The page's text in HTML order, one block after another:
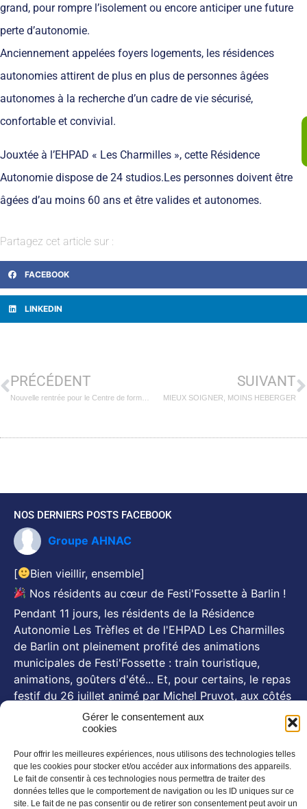
Gérer le consentement aux
cookies
Pour offrir les meilleures expériences, nous utilisons des technologies telles
que les cookies pour stocker et/ou accéder aux informations des appareils.
Le fait de consentir à ces technologies nous permettra de traiter des
données telles que le comportement de navigation ou les ID uniques sur ce
site. Le fait de ne pas consentir ou de retirer son consentement peut avoir un
grand, pour rompre l’isolement ou encore anticiper une future
perte d’autonomie.
Anciennement appelées foyers logements, les résidences
autonomies attirent de plus en plus de personnes âgées
autonomes à la recherche d’un cadre de vie sécurisé,
confortable et convivial.
Jouxtée à l’EHPAD « Les Charmilles », cette Résidence
Autonomie dispose de 24 studios.Les personnes doivent être
âgées d’au moins 60 ans et être valides et autonomes.
Partagez cet article sur :
FACEBOOK
LINKEDIN
PRÉCÉDENT SUIVANT
MIEUX SOIGNER, MOINS HEBERGER
NOS DERNIERS POSTS FACEBOOK
Groupe AHNAC
[
Bien vieillir, ensemble]
Nos résidents au cœur de Festi'Fossette à Barlin !
Pendant 11 jours, les résidents de la Résidence
Autonomie Les Trèfles et de l'EHPAD Les Charmilles
de Barlin ont pleinement profité des animations
municipales de Festi'Fossette : train touristique,
animations, goûters d'été... Et, pour certains, le repas
festif du 26 juillet animé par Michel Pruvot, aux côtés
Voir plus
NOS NEWSLETTERS
En savoir plus